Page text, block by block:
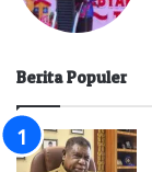
Berita Populer